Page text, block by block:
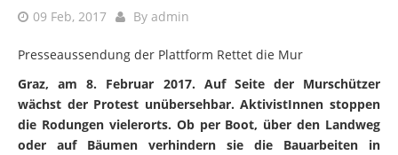
09 Feb, 2017 By admin
Presseaussendung der Plattform Rettet die Mur
Graz, am 8. Februar 2017. Auf Seite der Murschützer
wächst der Protest unübersehbar. AktivistInnen stoppen
die Rodungen vielerorts. Ob per Boot, über den Landweg
oder auf Bäumen verhindern sie die Bauarbeiten in